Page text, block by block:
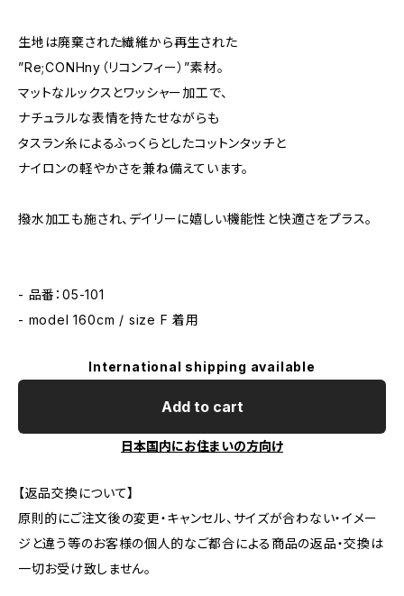
生地は廃棄された繊維から再生された
”Re;CONHny（リコンフィー）”素材。
マットなルックスとワッシャー加工で、
ナチュラルな表情を持たせながらも
タスラン糸によるふっくらとしたコットンタッチと
ナイロンの軽やかさを兼ね備えています。
撥水加工も施され、デイリーに嬉しい機能性と快適さをプラス。
- 品番：05-101
- model 160cm / size F 着用
International shipping available
Add to cart
日本国内にお住まいの方向け
【返品交換について】
原則的にご注文後の変更・キャンセル、サイズが合わない・イメー
ジと違う等のお客様の個人的なご都合による商品の返品・交換は
一切お受け致しません。